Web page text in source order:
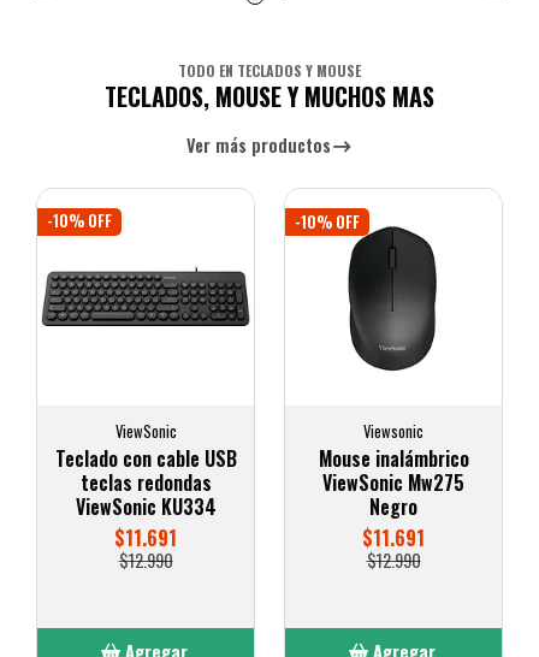
TODO EN TECLADOS Y MOUSE
TECLADOS, MOUSE Y MUCHOS MAS
Ver más productos
-10% OFF
Viewsonic
Mouse inalámbrico
ViewSonic Mw275
Negro
$11.691
$12.990
Agregar
-10% OFF
UTEK
Teclado inalámbrico
bluetooth y 2.4GHZ,
ultra delgado con
TOUCHPAD UTEK
$26.991
Agregar